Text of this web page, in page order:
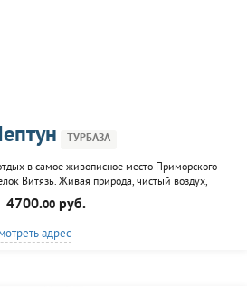
ТУРБАЗА
в самое живописное место Приморского
Витязь. Живая природа, чистый воздух,
айсберга удовольствий и райской неги.
домики на две комнаты,
В каждой комнате 2 и 1 спальная
4700.00 руб.
адрес